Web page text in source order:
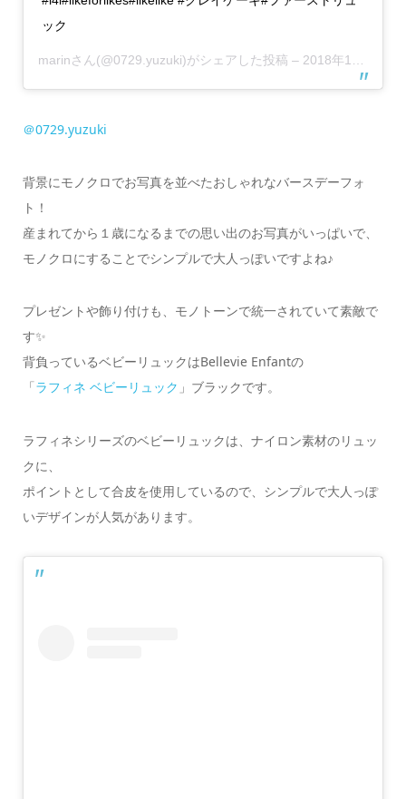
ック
marinさん(@0729.yuzuki)がシェアした投稿 – 2018年11月月7日午前5時01分PST
＠0729.yuzuki
背景にモノクロでお写真を並べたおしゃれなバースデーフォ
ト！
産まれてから１歳になるまでの思い出のお写真がいっぱいで、
モノクロにすることでシンプルで大人っぽいですよね♪
プレゼントや飾り付けも、モノトーンで統一されていて素敵で
す✨
背負っているベビーリュックはBellevie Enfantの
「ラフィネ ベビーリュック 」ブラックです。
ラフィネシリーズのベビーリュックは、ナイロン素材のリュッ
クに、
ポイントとして合皮を使用しているので、シンプルで大人っぽ
いデザインが人気があります。